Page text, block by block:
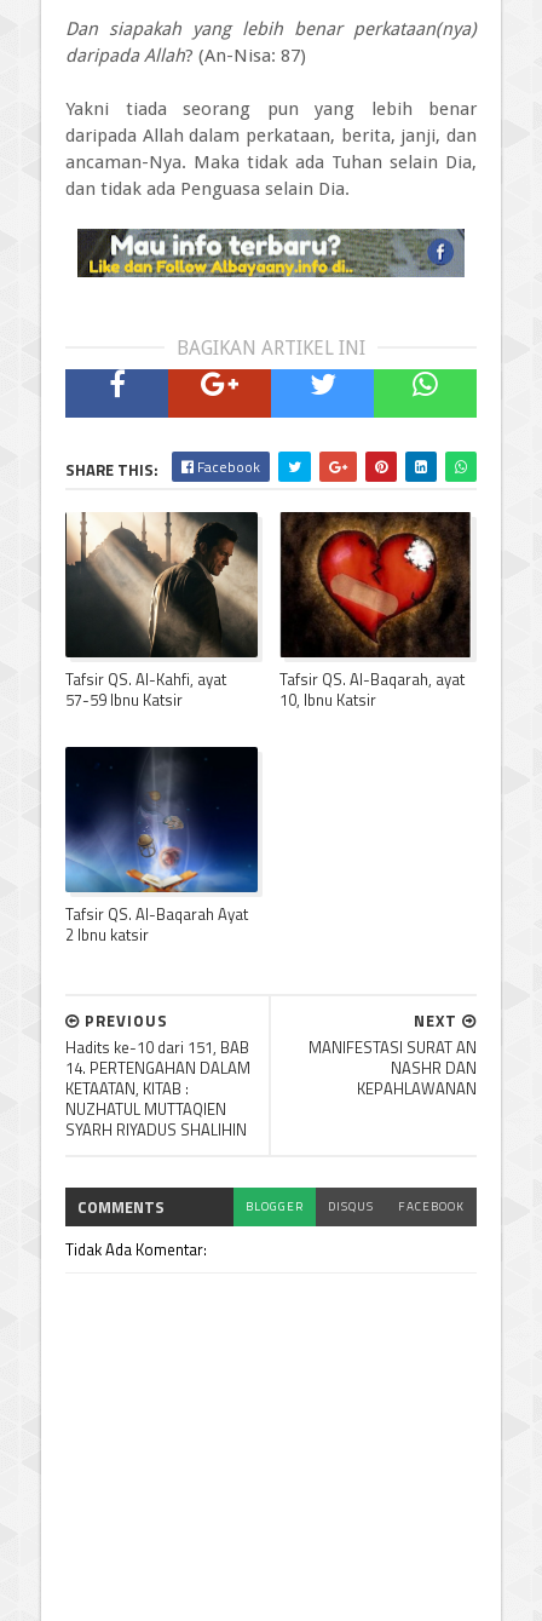
Dan siapakah yang lebih benar perkataan(nya)
daripada Allah? (An-Nisa: 87)
Yakni tiada seorang pun yang lebih benar
daripada Allah dalam perkataan, berita, janji, dan
ancaman-Nya. Maka tidak ada Tuhan selain Dia,
dan tidak ada Penguasa selain Dia.
BAGIKAN ARTIKEL INI
SHARE THIS: Facebook
Tafsir QS. Al-Kahfi, ayat
57-59 Ibnu Katsir
Tafsir QS. Al-Baqarah, ayat
10, Ibnu Katsir
Tafsir QS. Al-Baqarah Ayat
2 Ibnu katsir
NEXT
MANIFESTASI SURAT AN
NASHR DAN
KEPAHLAWANAN
PREVIOUS
Hadits ke-10 dari 151, BAB
14. PERTENGAHAN DALAM
KETAATAN, KITAB :
NUZHATUL MUTTAQIEN
SYARH RIYADUS SHALIHIN
COMMENTS BLOGGER DISQUS FACEBOOK
Tidak Ada Komentar: